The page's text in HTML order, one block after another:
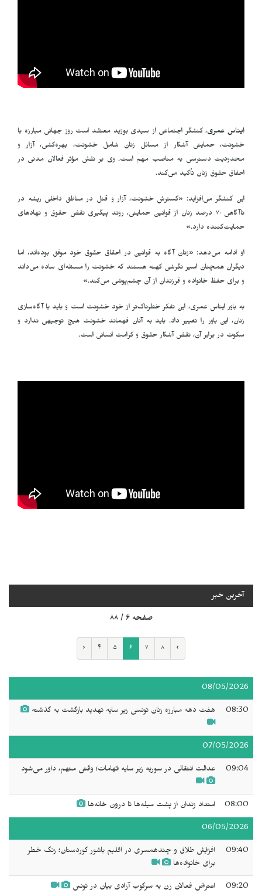
ایناس عمری، کنشگر اجتماعی از سیدی بوزید معتقد است روز جهانی مبارزه با
خشونت، حمایتی آشکار از مسائل زنان شامل خشونت، بهره‌کشی، آزار و
محدودیت دسترسی به مناصب مهم است. وی بر نقش مؤثر فعالان مدنی در
احقاق حقوق زنان تأکید می‌کند.
این کنشگر می‌افزاید: «گسترش خشونت، آزار و قتل در مناطق داخلی ریشه در
ناآگاهی ٧٠ درصد زنان از قوانین حمایتی، روند پیگیری نقض حقوق و نهادهای
حمایت‌کننده دارد.
»
او ادامه می‌دهد: «زنان آگاه به قوانین در احقاق حقوق خود موفق بوده‌اند، اما
دیگران همچنان اسیر نگرشی کهنه هستند که خشونت را مسئله‌ای ساده می‌داند
و برای حفظ خانواده و فرزندان از آن چشم‌پوشی می‌کند.
»
به باور ایناس عمری، این تفکر خطرناک‌تر از خود خشونت است و باید با آگاه‌سازی
زنان، این باور را تغییر داد. باید به آنان فهماند خشونت هیچ توجیهی ندارد و
سکوت در برابر آن، نقض آشکار حقوق و کرامت انسانی است.
آخرین خبر
صفحه ۶ / ۸۸
‹ ۴ ۵ ۶ ۷ ۸ ›
08/05/2026
08:30 هفت دهه مبارزه زنان تونسی زیر سایه تهدید بازگشت به گذشته
07/05/2026
09:04 عدالت انتقالی در سوریه زیر سایه اتهامات؛ وقتی متهم، داور می‌شود
08:00 امتداد زندان از پشت میله‌ها تا درون خانه‌ها
06/05/2026
09:40
افزایش طلاق و چندهمسری در اقلیم باشور کوردستان؛ زنگ خطر
برای خانواده‌ها
09:20 اعتراض فعالان زن به سرکوب آزادی بیان در تونس